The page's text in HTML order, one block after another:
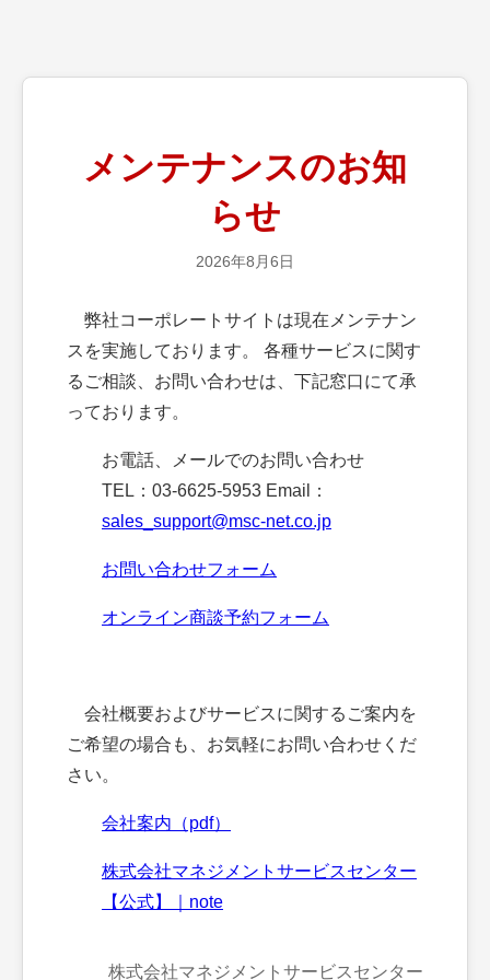
メンテナンスのお知
らせ
2026年8月6日
弊社コーポレートサイトは現在メンテナン
スを実施しております。 各種サービスに関す
るご相談、お問い合わせは、下記窓口にて承
っております。
お電話、メールでのお問い合わせ
TEL：03-6625-5953 Email：
sales_support@msc-net.co.jp
お問い合わせフォーム
オンライン商談予約フォーム
会社概要およびサービスに関するご案内を
ご希望の場合も、お気軽にお問い合わせくだ
さい。
会社案内（pdf）
株式会社マネジメントサービスセンター
【公式】｜note
株式会社マネジメントサービスセンター